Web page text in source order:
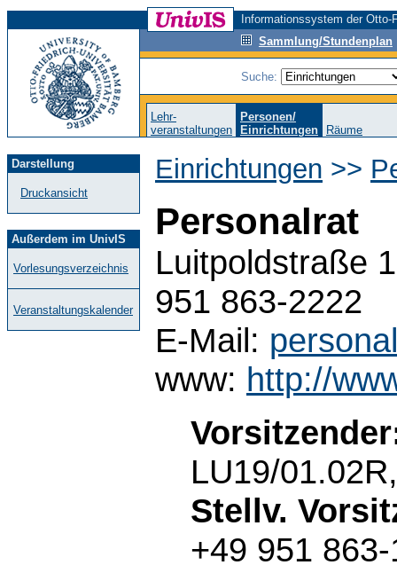
Informationssystem der
Sammlung/Stundenplan
Suche:
Lehr-
veranstaltungen
Personen/
Einrichtungen
Räume
Darstellung
Druckansicht
Außerdem im UnivIS
Vorlesungsverzeichnis
Veranstaltungskalender
Einrichtungen >>
Personalrat
Luitpoldstraße
951 863-2222
E-Mail:
www: http://
LU19/
Stellv.
+49 951